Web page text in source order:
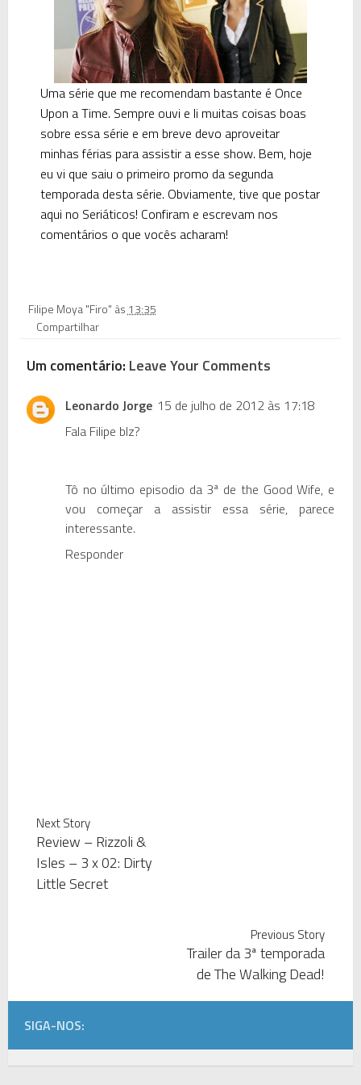
Uma série que me recomendam bastante é Once
Upon a Time. Sempre ouvi e li muitas coisas boas
sobre essa série e em breve devo aproveitar
minhas férias para assistir a esse show. Bem, hoje
eu vi que saiu o primeiro promo da segunda
temporada desta série. Obviamente, tive que postar
aqui no Seriáticos! Confiram e escrevam nos
comentários o que vocês acharam!
Filipe Moya "Firo" às13:35
Compartilhar
Um comentário: Leave Your Comments
Leonardo Jorge 15 de julho de 2012 às 17:18
Fala Filipe blz?
Tô no último episodio da 3ª de the Good Wife, e
vou começar a assistir essa série, parece
interessante.
Responder
Next Story
Review – Rizzoli &
Isles – 3 x 02: Dirty
Little Secret
Previous Story
Trailer da 3ª temporada
de The Walking Dead!
SIGA-NOS: